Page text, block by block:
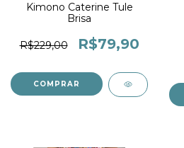
Kimono Caterine Tule
Brisa
R$229,00 R$79,90
COMPRAR